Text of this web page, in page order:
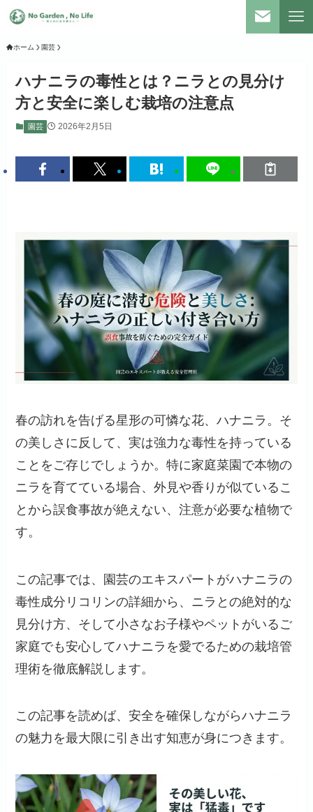
ホーム 園芸
ハナニラの毒性とは？ニラとの見分け
方と安全に楽しむ栽培の注意点
園芸 2026年2月5日
春の訪れを告げる星形の可憐な花、ハナニラ。そ
の美しさに反して、実は強力な毒性を持っている
ことをご存じでしょうか。特に家庭菜園で本物の
ニラを育てている場合、外見や香りが似ているこ
とから誤食事故が絶えない、注意が必要な植物で
す。
この記事では、園芸のエキスパートがハナニラの
毒性成分リコリンの詳細から、ニラとの絶対的な
見分け方、そして小さなお子様やペットがいるご
家庭でも安心してハナニラを愛でるための栽培管
理術を徹底解説します。
この記事を読めば、安全を確保しながらハナニラ
の魅力を最大限に引き出す知恵が身につきます。